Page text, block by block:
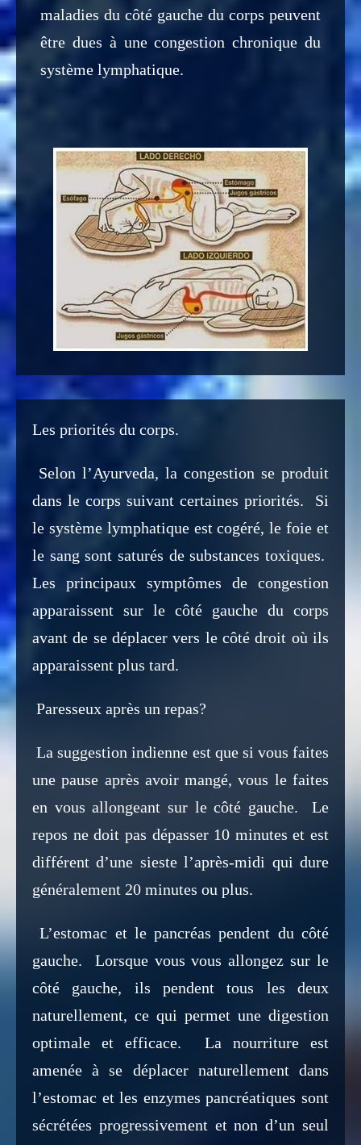
maladies du côté gauche du corps peuvent
être dues à une congestion chronique du
système lymphatique.
Les priorités du corps.
Selon l’Ayurveda, la congestion se produit
dans le corps suivant certaines priorités. Si
le système lymphatique est cogéré, le foie et
le sang sont saturés de substances toxiques.
Les principaux symptômes de congestion
apparaissent sur le côté gauche du corps
avant de se déplacer vers le côté droit où ils
apparaissent plus tard.
Paresseux après un repas?
La suggestion indienne est que si vous faites
une pause après avoir mangé, vous le faites
en vous allongeant sur le côté gauche. Le
repos ne doit pas dépasser 10 minutes et est
différent d’une sieste l’après-midi qui dure
généralement 20 minutes ou plus.
L’estomac et le pancréas pendent du côté
gauche. Lorsque vous vous allongez sur le
côté gauche, ils pendent tous les deux
naturellement, ce qui permet une digestion
optimale et efficace. La nourriture est
amenée à se déplacer naturellement dans
l’estomac et les enzymes pancréatiques sont
sécrétées progressivement et non d’un seul